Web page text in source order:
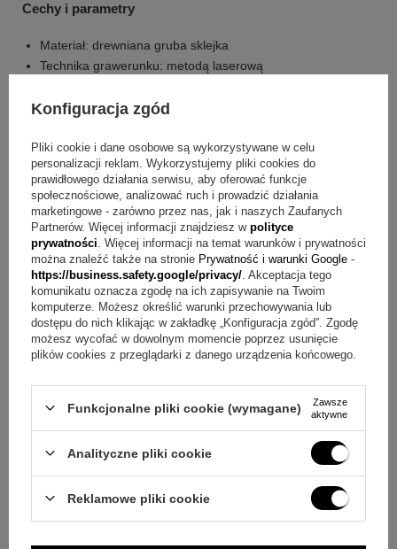
Cechy i parametry
Materiał: drewniana gruba sklejka
Technika grawerunku: metodą laserową
Wysokość produktu: 7,5 cm
Co otrzymujesz w zestawie?
pudełko niespodzianek dla bobasa (z tabliczkami w środku)
dowolna dedykacja, grafika w środku na wieczku
Najczęstsze wątpliwości o pudełko wspomnień z
grawerem
Pytanie:Jakie hasła znajdują się na tabliczkach?
Odpowiedź:W skrzynce są hasła: na pierwszy torcik, żeby
smoczek się nie zgubił, na zabawkę, na pamiątkę, a
Pytanie: Jak wygląda personalizacja i gdzie jest
Na wieczku od środka
umieszczamy dowolne życzenia lub grafikę specjalnie od
Państwa, a spersonalizowana jest tylko wewnętrzna część.
Konfiguracja zgód
Pliki cookie i dane osobowe są wykorzystywane w celu
personalizacji reklam. Wykorzystujemy pliki cookies do
prawidłowego działania serwisu, aby oferować funkcje
społecznościowe, analizować ruch i prowadzić działania
marketingowe - zarówno przez nas, jak i naszych Zaufanych
Partnerów. Więcej informacji znajdziesz w polityce
prywatności . Więcej informacji na temat warunków i prywatności
można znaleźć także na stronie Prywatność i warunki Google -
https://business.safety.google/privacy/ . Akceptacja tego
komunikatu oznacza zgodę na ich zapisywanie na Twoim
komputerze. Możesz określić warunki przechowywania lub
dostępu do nich klikając w zakładkę „Konfiguracja zgód”. Zgodę
możesz wycofać w dowolnym momencie poprzez usunięcie
plików cookies z przeglądarki z danego urządzenia końcowego.
Funkcjonalne pliki cookie (wymagane)
Zawsze
aktywne
Analityczne pliki cookie
Reklamowe pliki cookie